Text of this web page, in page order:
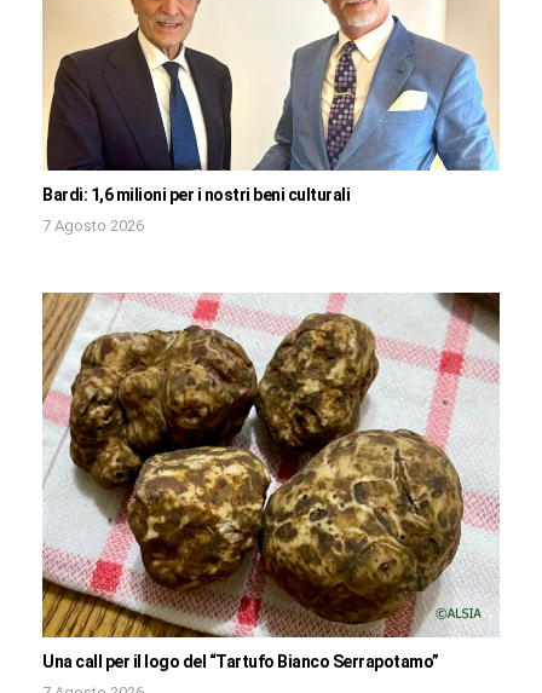
Bardi: 1,6 milioni per i nostri beni culturali
7 Agosto 2026
Una call per il logo del “Tartufo Bianco Serrapotamo”